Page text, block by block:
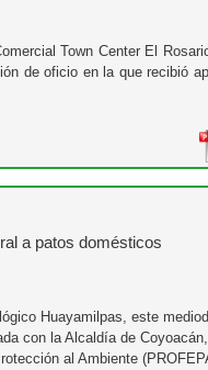
Town Center El
de oficio en la que recibió
a patos domésticos
Huayamilpas, este
con la Alcaldía de
al Ambiente